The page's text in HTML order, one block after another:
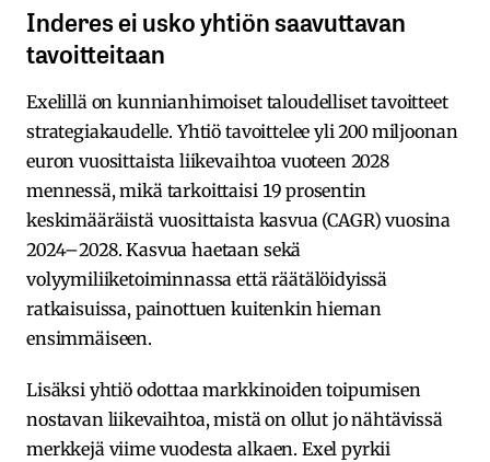
Inderes ei usko yhtiön saavuttavan
tavoitteitaan
Exelillä on kunnianhimoiset taloudelliset tavoitteet
strategiakaudelle. Yhtiö tavoittelee yli 200 miljoonan
euron vuosittaista liikevaihtoa vuoteen 2028
mennessä, mikä tarkoittaisi 19 prosentin
keskimääräistä vuosittaista kasvua (CAGR) vuosina
2024–2028. Kasvua haetaan sekä
volyymiliiketoiminnassa että räätälöidyissä
ratkaisuissa, painottuen kuitenkin hieman
ensimmäiseen.
Lisäksi yhtiö odottaa markkinoiden toipumisen
nostavan liikevaihtoa, mistä on ollut jo nähtävissä
merkkejä viime vuodesta alkaen. Exel pyrkii